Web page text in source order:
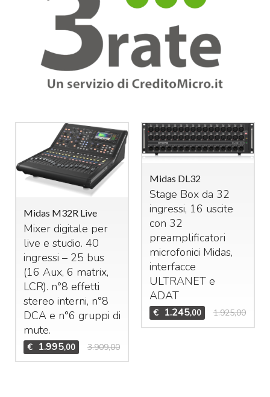
Midas M32R Live
Mixer digitale per
live e studio. 40
ingressi – 25 bus
(16 Aux, 6 matrix,
LCR). n°8 effetti
stereo interni, n°8
DCAe n°6 gruppi di
mute.
€ 1.995,00 3.909,00
Midas DL32
Stage Box da 32
ingressi, 16 uscite
con 32
preamplificatori
microfonici Midas,
interfacce
ULTRANETe
ADAT
€ 1.245,00 1.925,00